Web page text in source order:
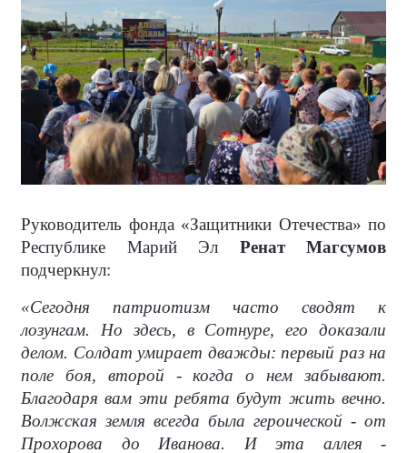
Руководитель фонда «Защитники Отечества» по
Республике Марий Эл Ренат Магсумов
подчеркнул:
«Сегодня патриотизм часто сводят к
лозунгам. Но здесь, в Сотнуре, его доказали
делом. Солдат умирает дважды: первый раз на
поле боя, второй - когда о нем забывают.
Благодаря вам эти ребята будут жить вечно.
Волжская земля всегда была героической - от
Прохорова до Иванова. И эта аллея -